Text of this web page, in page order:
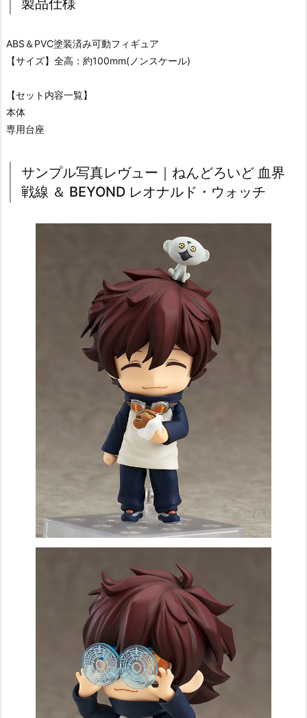
製品仕様
ABS＆PVC塗装済み可動フィギュア
【サイズ】全高：約100mm(ノンスケール)
【セット内容一覧】
本体
専用台座
サンプル写真レヴュー｜ねんどろいど 血界
戦線 ＆ BEYOND レオナルド・ウォッチ